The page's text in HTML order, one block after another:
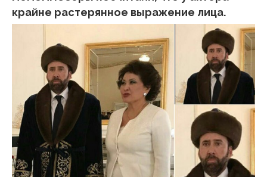
крайне растерянное выражение лица.